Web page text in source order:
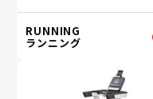
RUNNING
ランニング